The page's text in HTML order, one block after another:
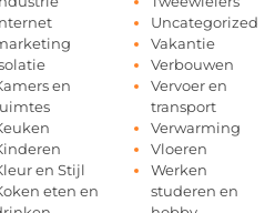
en
en Stijl
eten en
Uncategorized
Vakantie
Verbouwen
Vervoer en
transport
Verwarming
Vloeren
Werken
studeren en